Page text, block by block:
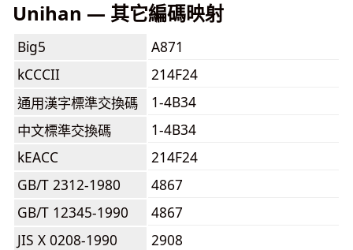
Unihan — 其它編碼映射
Big5
A871
kCCCII
214F24
通用漢字標準交換碼
1-4B34
中文標準交換碼
1-4B34
kEACC
214F24
GB/T 2312-1980
4867
GB/T 12345-1990
4867
JIS X 0208-1990
2908